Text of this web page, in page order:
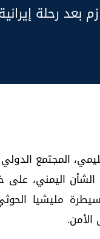
رحلة
المجتمع
الشأن اليمني،
مليشيا
الأمن.